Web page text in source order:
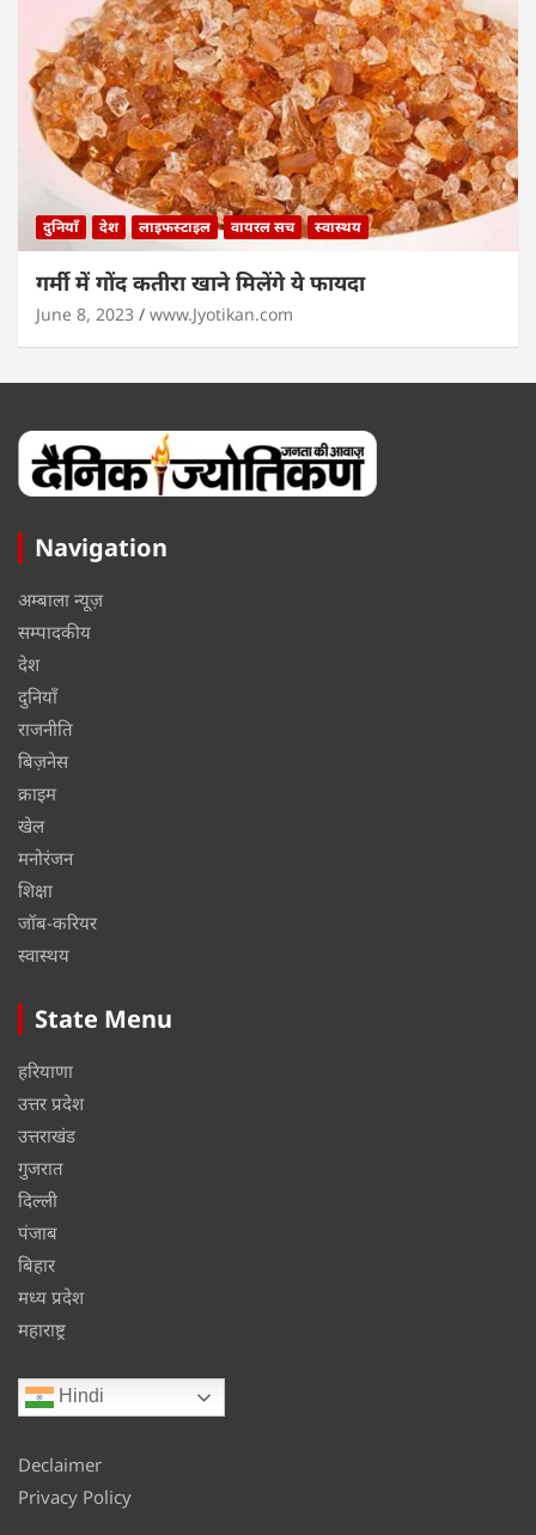
दुनियाँ देश लाइफस्टाइल वायरल सच स्वास्थय
गर्मी में गोंद कतीरा खाने मिलेंगे ये फायदा
June 8, 2023 www.Jyotikan.com
Navigation
अम्बाला न्यूज़
सम्पादकीय
देश
दुनियाँ
राजनीति
बिज़नेस
क्राइम
खेल
मनोरंजन
शिक्षा
जॉब-करियर
स्वास्थय
State Menu
हरियाणा
उत्तर प्रदेश
उत्तराखंड
गुजरात
दिल्ली
पंजाब
बिहार
मध्य प्रदेश
महाराष्ट्र
Hindi
Declaimer
Privacy Policy